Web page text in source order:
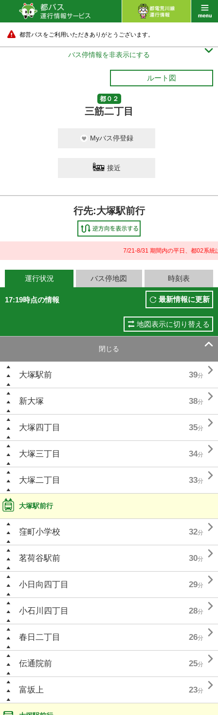
都営バスをご利用いただきありがとうございます。
バス停情報を非表示にする 
ルート図
都０２
三筋二丁目
Myバス停登録
接近
行先:大塚駅前行
7/21-8/31 期間内の平日、都02系統
運行状況 バス停地図 時刻表
17:19時点の情報 最新情報に更新
地図表示に切り替える
閉じる 
大塚駅前 39分 
新大塚 38分 
大塚四丁目 35分 
大塚三丁目 34分 
大塚二丁目 33分 
大塚駅前行
窪町小学校 32分 
茗荷谷駅前 30分 
小日向四丁目 29分 
小石川四丁目 28分 
春日二丁目 26分 
伝通院前 25分 
富坂上 23分 